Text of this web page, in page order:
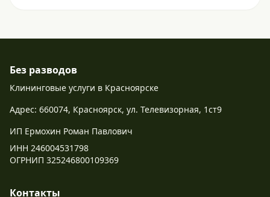
Без разводов
Клининговые услуги в Красноярске
Адрес: 660074, Красноярск, ул. Телевизорная, 1ст9
ИП Ермохин Роман Павлович
ИНН 246004531798
ОГРНИП 325246800109369
Контакты